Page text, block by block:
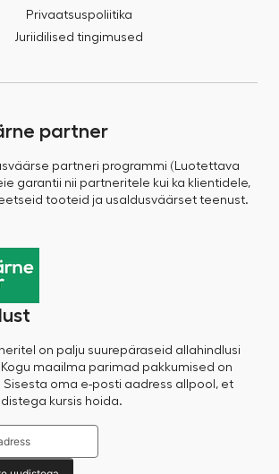
Privaatsuspoliitika
Juriidilised tingimused
partner
partneri programmi (Luotettava
garantii nii partneritele kui ka klientidele,
tooteid ja usaldusväärset teenust.
on palju suurepäraseid allahindlusi
maailma parimad pakkumised on
Sisesta oma e-posti aadress allpool, et
kursis hoida.